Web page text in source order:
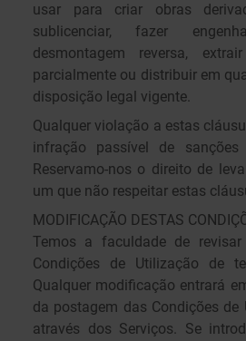
usar para criar obras
sublicenciar, fazer
desmontagem reversa,
parcialmente ou distribuir em
disposição legal vigente.
Qualquer violação a estas
infração passível de
Reservamo-nos o direito de
um que não respeitar estas
MODIFICAÇÃO DESTAS
Temos a faculdade de
Condições de Utilização de
Qualquer modificação entrará
da postagem das Condições de
através dos Serviços. Se